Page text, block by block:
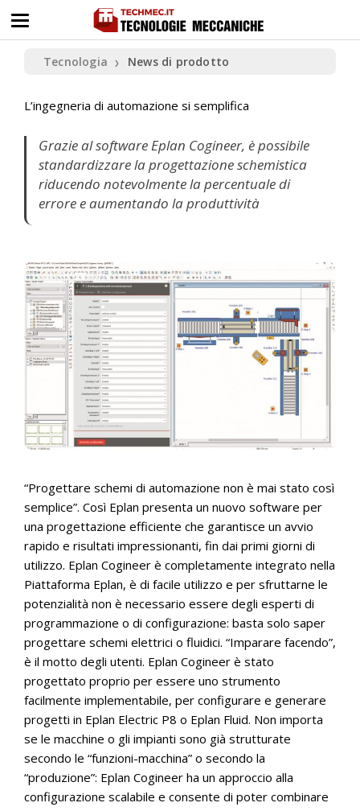
Tecnologia ❯ News di prodotto
L’ingegneria di automazione si semplifica
Grazie al software Eplan Cogineer, è possibile
standardizzare la progettazione schemistica
riducendo notevolmente la percentuale di
errore e aumentando la produttività
“Progettare schemi di automazione non è mai stato così
semplice”. Così Eplan presenta un nuovo software per
una progettazione efficiente che garantisce un avvio
rapido e risultati impressionanti, fin dai primi giorni di
utilizzo. Eplan Cogineer è completamente integrato nella
Piattaforma Eplan, è di facile utilizzo e per sfruttarne le
potenzialità non è necessario essere degli esperti di
programmazione o di configurazione: basta solo saper
progettare schemi elettrici o fluidici. “Imparare facendo”,
è il motto degli utenti. Eplan Cogineer è stato
progettato proprio per essere uno strumento
facilmente implementabile, per configurare e generare
progetti in Eplan Electric P8 o Eplan Fluid. Non importa
se le macchine o gli impianti sono già strutturate
secondo le “funzioni-macchina” o secondo la
“produzione”: Eplan Cogineer ha un approccio alla
configurazione scalabile e consente di poter combinare